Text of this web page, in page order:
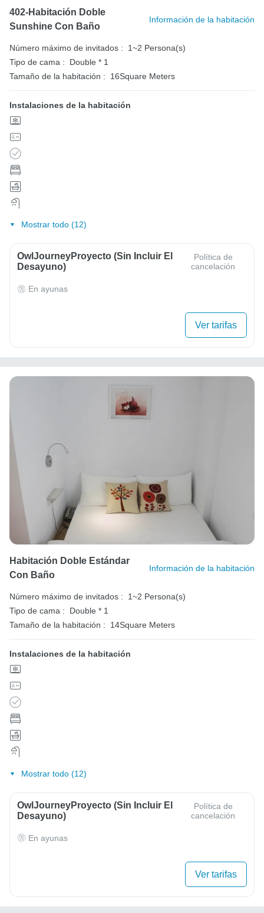
402-Habitación Doble
Sunshine Con Baño
Información de la habitación
Número máximo de invitados :
1~2 Persona(s)
Tipo de cama :
Double * 1
Tamaño de la habitación :
16Square Meters
Instalaciones de la habitación
Mostrar todo (12)
OwlJourneyProyecto (sin Incluir El
Desayuno)
Política de
cancelación
En ayunas
Ver tarifas
Habitación Doble Estándar
Con Baño
Información de la habitación
Número máximo de invitados :
1~2 Persona(s)
Tipo de cama :
Double * 1
Tamaño de la habitación :
14Square Meters
Instalaciones de la habitación
Mostrar todo (12)
OwlJourneyProyecto (sin Incluir El
Desayuno)
Política de
cancelación
En ayunas
Ver tarifas